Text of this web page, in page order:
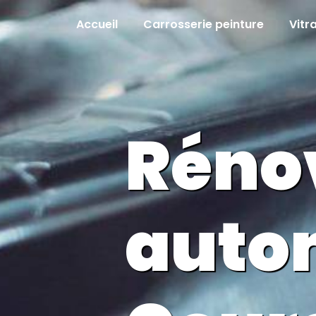
Panneau de gestion des cookies
Accueil Carrosserie peinture